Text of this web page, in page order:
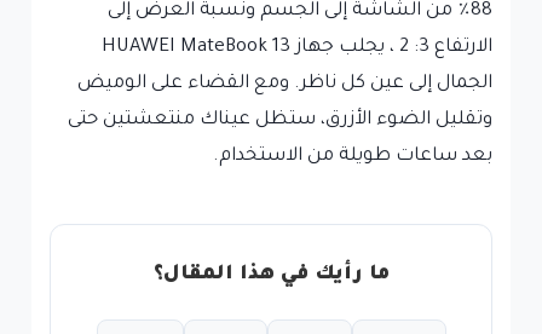
88٪ من الشاشة إلى الجسم ونسبة العرض إلى
الارتفاع 3: 2 ، يجلب جهاز HUAWEI MateBook 13
الجمال إلى عين كل ناظر. ومع القضاء على الوميض
وتقليل الضوء الأزرق، ستظل عيناك منتعشتين حتى
بعد ساعات طويلة من الاستخدام.
ما رأيك في هذا المقال؟